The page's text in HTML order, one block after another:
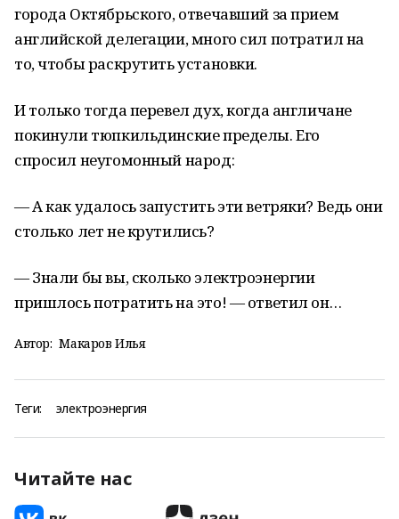
города Октябрьского, отвечавший за прием
английской делегации, много сил потратил на
то, чтобы раскрутить установки.
И только тогда перевел дух, когда англичане
покинули тюпкильдинские пределы. Его
спросил неугомонный народ:
— А как удалось запустить эти ветряки? Ведь они
столько лет не крутились?
— Знали бы вы, сколько электроэнергии
пришлось потратить на это! — ответил он…
Автор: Макаров Илья
Теги: электроэнергия
Читайте нас